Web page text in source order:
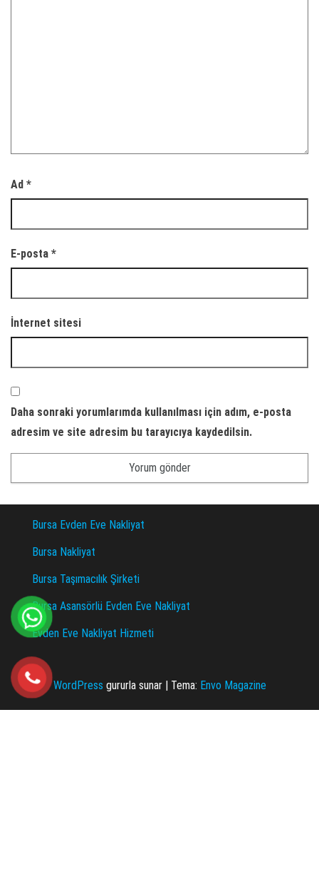
Ad *
E-posta *
İnternet sitesi
Daha sonraki yorumlarımda kullanılması için adım, e-posta
adresim ve site adresim bu tarayıcıya kaydedilsin.
Bursa Evden Eve Nakliyat
Bursa Nakliyat
Bursa Taşımacılık Şirketi
Bursa Asansörlü Evden Eve Nakliyat
Evden Eve Nakliyat Hizmeti
WordPress gururla sunar | Tema: Envo Magazine